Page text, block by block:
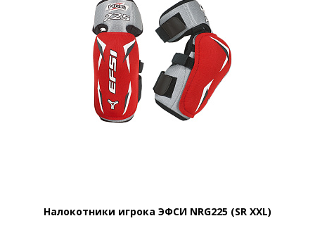
Налокотники игрока ЭФСИ NRG225 (SR XXL)